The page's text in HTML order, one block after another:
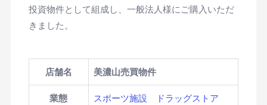
投資物件として組成し、一般法人様にご購入いただ
きました。
店舗名 美濃山売買物件
業態 スポーツ施設 ドラッグストア